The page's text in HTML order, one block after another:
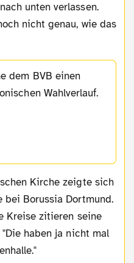
unten verlassen.
nicht genau, wie das
dem BVB einen
Wahlverlauf.
bei Borussia Dortmund.
Kreise zitieren seine
haben ja nicht mal